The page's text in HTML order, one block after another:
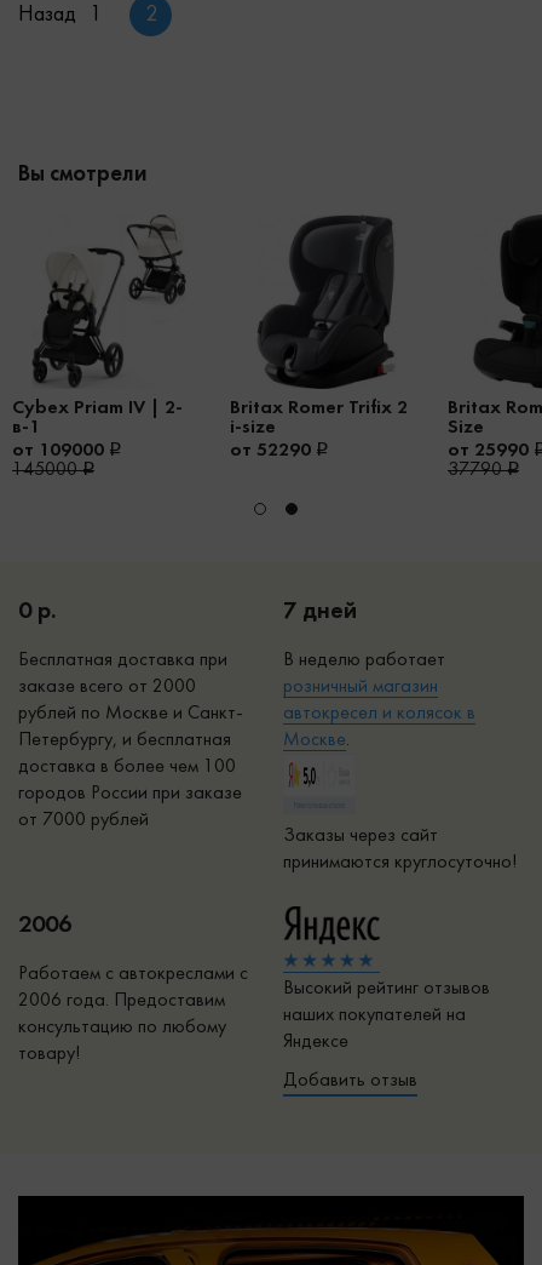
Назад 2
Вы смотрели
Cybex Priam IV | 2-
в-1
от 109000
145000
Britax Romer Trifix 2
i-size
от 52290
Britax
Size
от 25990
37790
0 р.
Бесплатная доставка при
заказе всего от 2000
рублей по Москве и Санкт-
Петербургу, и бесплатная
доставка в более чем 100
городов России при заказе
от 7000 рублей
7 дней
В неделю работает
розничный магазин
автокресел и колясок в
Москве.
Заказы через сайт
принимаются круглосуточно!
2006
Работаем с автокреслами с
2006 года. Предоставим
консультацию по любому
товару!
Высокий рейтинг отзывов
наших покупателей на
Яндексе
Добавить отзыв